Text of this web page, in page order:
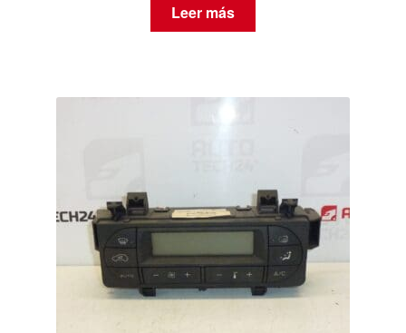
Leer más